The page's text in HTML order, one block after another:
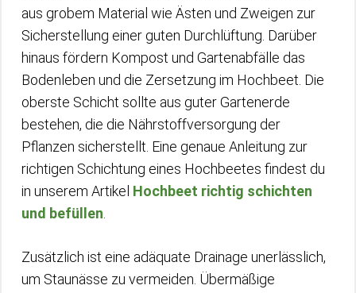
aus grobem Material wie Ästen und Zweigen zur
Sicherstellung einer guten Durchlüftung. Darüber
hinaus fördern Kompost und Gartenabfälle das
Bodenleben und die Zersetzung im Hochbeet. Die
oberste Schicht sollte aus guter Gartenerde
bestehen, die die Nährstoffversorgung der
Pflanzen sicherstellt. Eine genaue Anleitung zur
richtigen Schichtung eines Hochbeetes findest du
in unserem Artikel Hochbeet richtig schichten
und befüllen
Zusätzlich ist eine adäquate Drainage unerlässlich,
um Staunässe zu vermeiden. Übermäßige